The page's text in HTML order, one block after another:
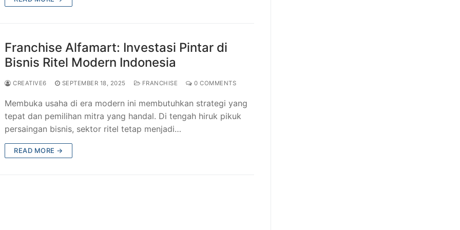
Franchise Alfamart: Investasi Pintar di
Bisnis Ritel Modern Indonesia
CREATIVE6 SEPTEMBER 18, 2025 FRANCHISE 0 COMMENTS
Membuka usaha di era modern ini membutuhkan strategi yang
tepat dan pemilihan mitra yang handal. Di tengah hiruk pikuk
persaingan bisnis, sektor ritel tetap menjadi…
READ MORE →